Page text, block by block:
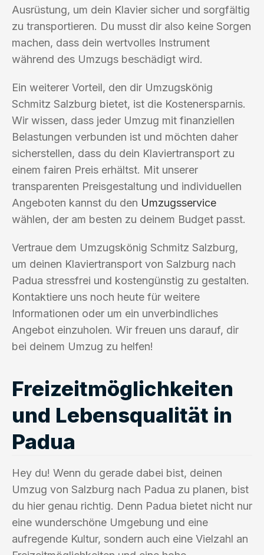
Ausrüstung, um dein Klavier sicher und sorgfältig
zu transportieren. Du musst dir also keine Sorgen
machen, dass dein wertvolles Instrument
während des Umzugs beschädigt wird.
Ein weiterer Vorteil, den dir Umzugskönig
Schmitz Salzburg bietet, ist die Kostenersparnis.
Wir wissen, dass jeder Umzug mit finanziellen
Belastungen verbunden ist und möchten daher
sicherstellen, dass du dein Klaviertransport zu
einem fairen Preis erhältst. Mit unserer
transparenten Preisgestaltung und individuellen
Angeboten kannst du den Umzugsservice
wählen, der am besten zu deinem Budget passt.
Vertraue dem Umzugskönig Schmitz Salzburg,
um deinen Klaviertransport von Salzburg nach
Padua stressfrei und kostengünstig zu gestalten.
Kontaktiere uns noch heute für weitere
Informationen oder um ein unverbindliches
Angebot einzuholen. Wir freuen uns darauf, dir
bei deinem Umzug zu helfen!
Freizeitmöglichkeiten
und Lebensqualität in
Padua
Hey du! Wenn du gerade dabei bist, deinen
Umzug von Salzburg nach Padua zu planen, bist
du hier genau richtig. Denn Padua bietet nicht nur
eine wunderschöne Umgebung und eine
aufregende Kultur, sondern auch eine Vielzahl an